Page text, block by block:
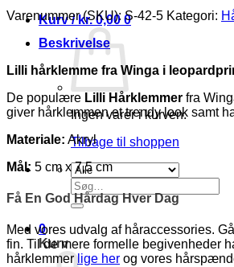
Kurv /kr.0,00 0
Ingen varer i kurven.
Tilbage til shoppen
Søg
efter:
0
Kurv
Varenummer (SKU):S-42-5 Kategori:
Beskrivelse
Lilli hårklemme fra Winga i
De populære Lilli Hårklemmer fra
giver hårklemmen et trendy look samt
Materiale: Akryl
Mål: 5 cm x 7,5 cm
Få En God Hårdag Hver Dag
Med vores udvalg af håraccessories.
fin. Til de mere formelle begivenheder
hårklemmerlige her og vores